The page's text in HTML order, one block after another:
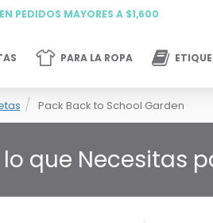
PEDIDOS MAYORES A $1,600
PARA LA ROPA
Pack Back to School Garden
que Necesitas